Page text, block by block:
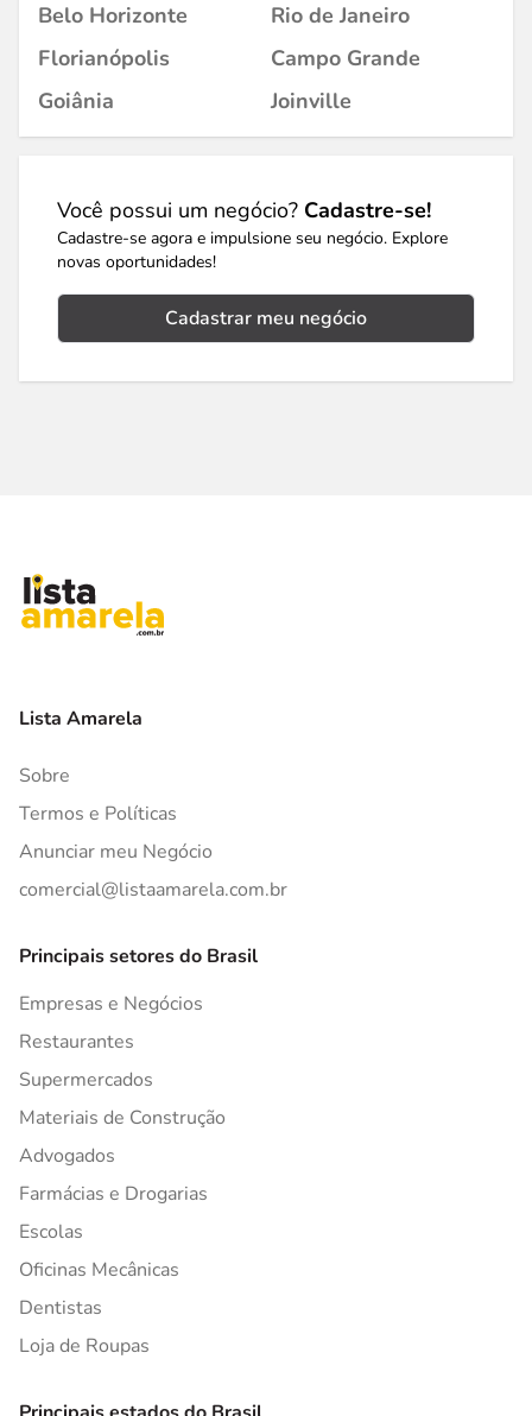
Belo Horizonte
Rio de Janeiro
Florianópolis
Campo Grande
Goiânia
Joinville
Você possui um negócio? Cadastre-se!
Cadastre-se agora e impulsione seu negócio. Explore
novas oportunidades!
Cadastrar meu negócio
Lista Amarela
Sobre
Termos e Políticas
Anunciar meu Negócio
comercial@listaamarela.com.br
Principais setores do Brasil
Empresas e Negócios
Restaurantes
Supermercados
Materiais de Construção
Advogados
Farmácias e Drogarias
Escolas
Oficinas Mecânicas
Dentistas
Loja de Roupas